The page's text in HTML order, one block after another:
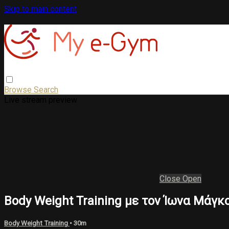
Skip to main content
Browse Search
Close Open
Βody Weight Training με τον Ίωνα
Body Weight Training • 30m